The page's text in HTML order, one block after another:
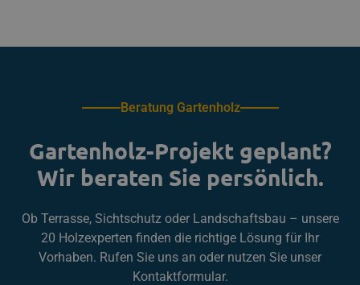
Beratung Gartenholz
Gartenholz-Projekt geplant?
Wir beraten Sie persönlich.
Ob Terrasse, Sichtschutz oder Landschaftsbau – unsere
20 Holzexperten finden die richtige Lösung für Ihr
Vorhaben. Rufen Sie uns an oder nutzen Sie unser
Kontaktformular.